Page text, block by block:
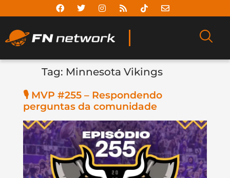
Tag: Minnesota Vikings
🎙️ MVP #255 – Respondendo
perguntas da comunidade